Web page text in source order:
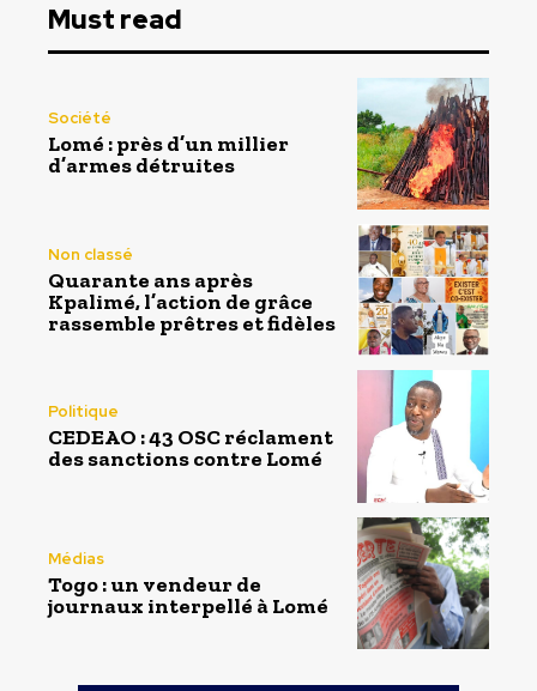
Must read
Société
Lomé : près d’un millier
d’armes détruites
Non classé
Quarante ans après
Kpalimé, l’action de grâce
rassemble prêtres et fidèles
Politique
CEDEAO : 43 OSC réclament
des sanctions contre Lomé
Médias
Togo : un vendeur de
journaux interpellé à Lomé